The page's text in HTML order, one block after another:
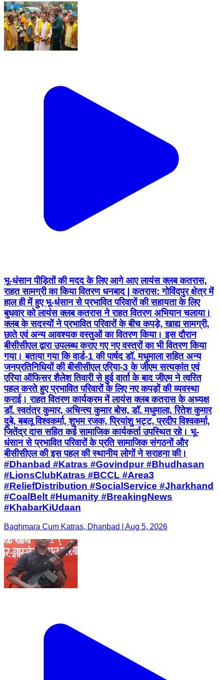
भू-धंसान पीड़ितों की मदद के लिए आगे आए लायंस क्लब कतरास,
राहत सामग्री का किया वितरण धनबाद | कतरास: गोविंदपुर क्षेत्र में
हाल ही में हुए भू-धंसान से प्रभावित परिवारों की सहायता के लिए
बुधवार को लायंस क्लब कतरास ने राहत वितरण अभियान चलाया।
क्लब के सदस्यों ने प्रभावित परिवारों के बीच कपड़े, खाद्य सामग्री,
छाते एवं अन्य आवश्यक वस्तुओं का वितरण किया। इस दौरान
बीसीसीएल द्वारा उपलब्ध कराए गए नए वस्त्रों का भी वितरण किया
गया। बताया गया कि वार्ड-1 की पार्षद डॉ. मधुमाला सहित अन्य
जनप्रतिनिधियों की बीसीसीएल एरिया-3 के जीएम सत्यकांत एवं
एरिया ऑफिसर शैलेश तिवारी से हुई वार्ता के बाद जीएम ने त्वरित
पहल करते हुए प्रभावित परिवारों के लिए नए कपड़ों की व्यवस्था
कराई। राहत वितरण कार्यक्रम में लायंस क्लब कतरास के अध्यक्ष
डॉ. स्वतंत्र कुमार, अचिन्त्य कुमार बोस, डॉ. मधुमाला, रितेश कुमार
दुबे, बबलू विश्वकर्मा, शुभम रजक, प्रियांशु भट्ट, प्रदीप विश्वकर्मा,
जितेंद्र दास सहित कई सामाजिक कार्यकर्ता उपस्थित रहे। भू-
धंसान से प्रभावित परिवारों के प्रति सामाजिक संगठनों और
बीसीसीएल की इस पहल की स्थानीय लोगों ने सराहना की।
#Dhanbad #Katras #Govindpur #Bhudhasan
#LionsClubKatras #BCCL #Area3
#ReliefDistribution #SocialService #Jharkhand
#CoalBelt #Humanity #BreakingNews
#KhabarKiUdaan
Baghmara Cum Katras, Dhanbad | Aug 5, 2026